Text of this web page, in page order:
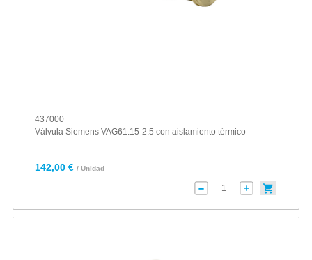
437000
Válvula Siemens VAG61.15-2.5 con aislamiento térmico
142,00 € / Unidad